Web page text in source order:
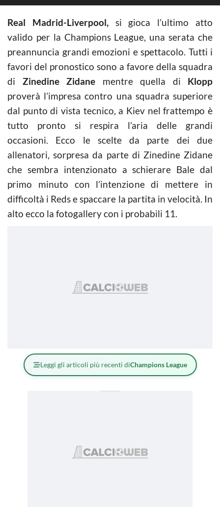
Real Madrid-Liverpool,si gioca l’ultimo atto
valido per la Champions League, una serata che
preannuncia grandi emozioni e spettacolo. Tutti i
favori del pronostico sono a favore della squadra
di Zinedine Zidane mentre quella di Klopp
proverà l’impresa contro una squadra superiore
dal punto di vista tecnico, a Kiev nel frattempo è
tutto pronto si respira l’aria delle grandi
occasioni. Ecco le scelte da parte dei due
allenatori, sorpresa da parte di Zinedine Zidane
che sembra intenzionato a schierare Bale dal
primo minuto con l’intenzione di mettere in
difficoltà i Reds e spaccare la partita in velocità. In
alto ecco la fotogallery con i probabili 11.
Leggi gli articoli più recenti diChampions League